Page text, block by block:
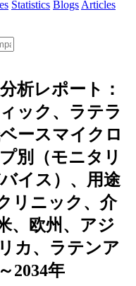
Statistics Blogs Articles
析レポート：
ック、ラテラ
ースマイクロ
別（モニタリ
イス）、用途
リニック、介
、欧州、アジ
カ、ラテンア
2034年